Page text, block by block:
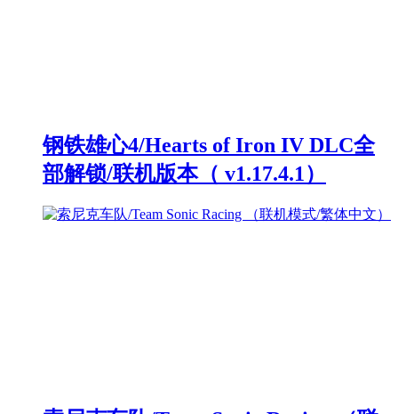
钢铁雄心4/Hearts of Iron IV DLC全
部解锁/联机版本（ v1.17.4.1）